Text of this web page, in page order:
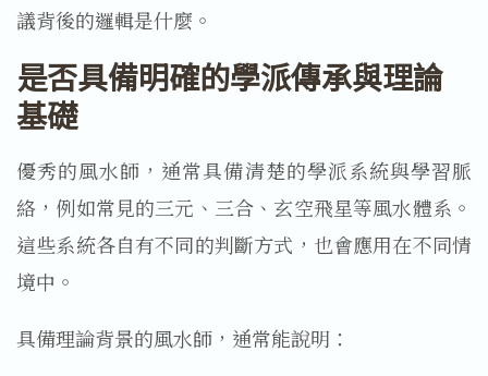
議背後的邏輯是什麼。
是否具備明確的學派傳承與理論
基礎
優秀的風水師，通常具備清楚的學派系統與學習脈
絡，例如常見的三元、三合、玄空飛星等風水體系。
這些系統各自有不同的判斷方式，也會應用在不同情
境中。
具備理論背景的風水師，通常能說明：